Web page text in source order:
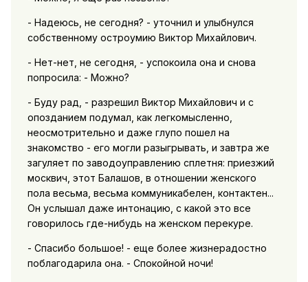
- Надеюсь, не сегодня? - уточнил и улыбнулся
собственному остроумию Виктор Михайлович.
- Нет-нет, не сегодня, - успокоила она и снова
попросила: - Можно?
- Буду рад, - разрешил Виктор Михайлович и с
опозданием подумал, как легкомысленно,
неосмотрительно и даже глупо пошел на
знакомство - его могли разыгрывать, и завтра же
загуляет по заводоуправлению сплетня: приезжий
москвич, этот Балашов, в отношении женского
пола весьма, весьма коммуникабелен, контактен...
Он услышал даже интонацию, с какой это все
говорилось где-нибудь на женском перекуре.
- Спасибо большое! - еще более жизнерадостно
поблагодарила она. - Спокойной ночи!